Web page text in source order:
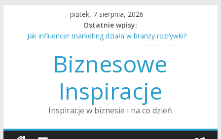
content
piątek, 7 sierpnia, 2026
Ostatnie wpisy:
Jak influencer marketing działa w branży rozrywki?
Jak przygotować dom na przyjście nowego dziecka?
Jak wygląda procedura adopcji dziecka w Polsce?
Biznesowe
Inspiracje
Inspiracje w biznesie i na co dzień